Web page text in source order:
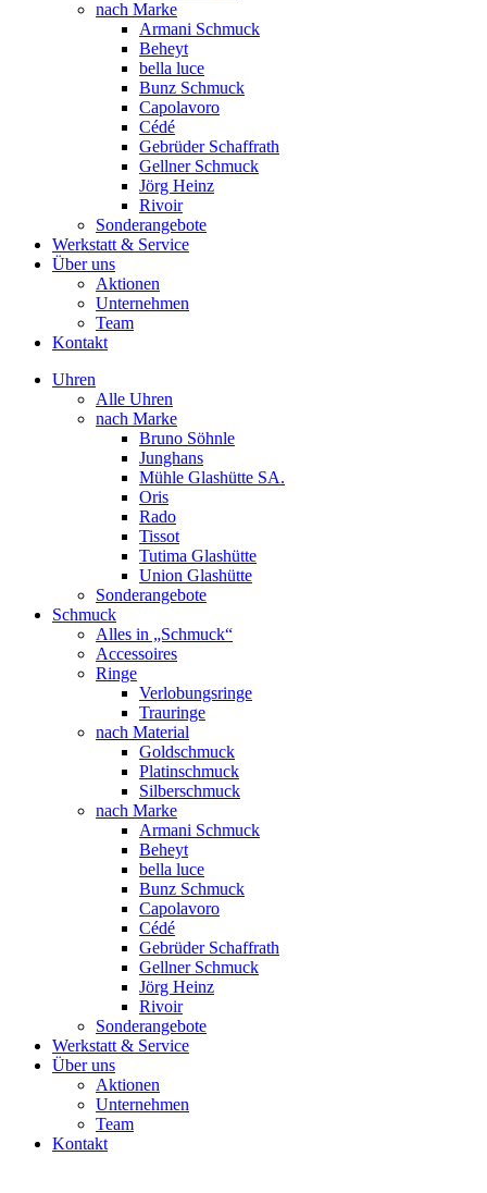
nach Marke
Armani Schmuck
Beheyt
bella luce
Bunz Schmuck
Capolavoro
Cédé
Gebrüder Schaffrath
Gellner Schmuck
Jörg Heinz
Rivoir
Sonderangebote
Werkstatt & Service
Über uns
Aktionen
Unternehmen
Team
Kontakt
Uhren
Alle Uhren
nach Marke
Bruno Söhnle
Junghans
Mühle Glashütte SA.
Oris
Rado
Tissot
Tutima Glashütte
Union Glashütte
Sonderangebote
Schmuck
Alles in „Schmuck“
Accessoires
Ringe
Verlobungsringe
Trauringe
nach Material
Goldschmuck
Platinschmuck
Silberschmuck
nach Marke
Armani Schmuck
Beheyt
bella luce
Bunz Schmuck
Capolavoro
Cédé
Gebrüder Schaffrath
Gellner Schmuck
Jörg Heinz
Rivoir
Sonderangebote
Werkstatt & Service
Über uns
Aktionen
Unternehmen
Team
Kontakt